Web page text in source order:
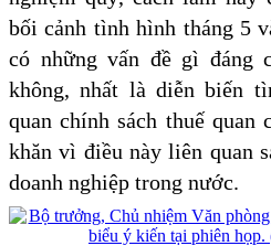
bối cảnh tình hình tháng 5
có những vấn đề gì đáng
không, nhất là diễn biến
quan chính sách thuế
khăn vì điều này liên quan
doanh nghiệp trong nước.